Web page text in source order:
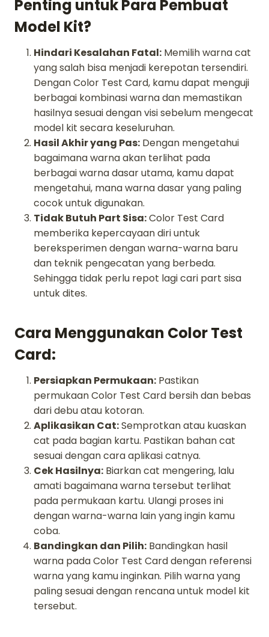
Penting untuk Para Pembuat
Model Kit?
Hindari Kesalahan Fatal: Memilih warna cat
yang salah bisa menjadi kerepotan tersendiri.
Dengan Color Test Card, kamu dapat menguji
berbagai kombinasi warna dan memastikan
hasilnya sesuai dengan visi sebelum mengecat
model kit secara keseluruhan.
Hasil Akhir yang Pas: Dengan mengetahui
bagaimana warna akan terlihat pada
berbagai warna dasar utama, kamu dapat
mengetahui, mana warna dasar yang paling
cocok untuk digunakan.
Tidak Butuh Part Sisa:Color Test Card
memberika kepercayaan diri untuk
bereksperimen dengan warna-warna baru
dan teknik pengecatan yang berbeda.
Sehingga tidak perlu repot lagi cari part sisa
untuk dites.
Cara Menggunakan Color Test
Card:
Persiapkan Permukaan: Pastikan
permukaan Color Test Card bersih dan bebas
dari debu atau kotoran.
Aplikasikan Cat:Semprotkan atau kuaskan
cat pada bagian kartu. Pastikan bahan cat
sesuai dengan cara aplikasi catnya.
Cek Hasilnya: Biarkan cat mengering, lalu
amati bagaimana warna tersebut terlihat
pada permukaan kartu. Ulangi proses ini
dengan warna-warna lain yang ingin kamu
coba.
Bandingkan dan Pilih: Bandingkan hasil
warna pada Color Test Card dengan referensi
warna yang kamu inginkan. Pilih warna yang
paling sesuai dengan rencana untuk model kit
tersebut.